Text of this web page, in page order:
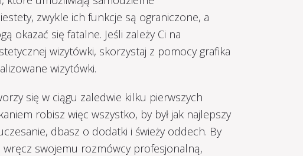
zwykle ich funkcje są ograniczone, a
okazać się fatalne. Jeśli zależy Ci na
wizytówki, skorzystaj z pomocy grafika
wizytówki.
się w ciągu zaledwie kilku pierwszych
robisz więc wszystko, by był jak najlepszy
dbasz o dodatki i świeży oddech. By
swojemu rozmówcy profesjonalną,